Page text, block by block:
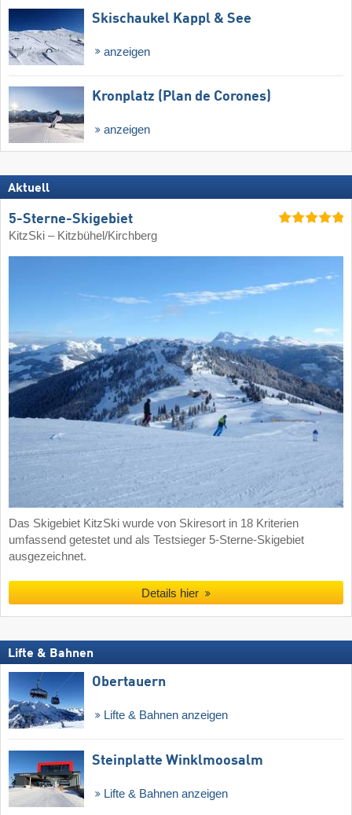
Skischaukel Kappl & See
anzeigen
Kronplatz (Plan de Corones)
anzeigen
Aktuell
5-Sterne-Skigebiet
KitzSki – Kitzbühel/​Kirchberg
Das Skigebiet KitzSki wurde von Skiresort in 18 Kriterien
umfassend getestet und als Testsieger 5-Sterne-Skigebiet
ausgezeichnet.
Details hier
Lifte & Bahnen
Obertauern
Lifte & Bahnen anzeigen
Steinplatte Winklmoosalm
Lifte & Bahnen anzeigen